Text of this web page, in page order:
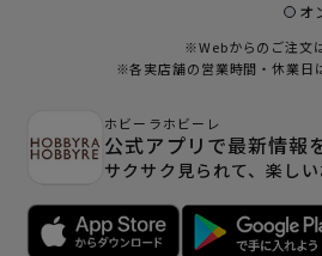
オ
※Webからのご注文
※各実店舗の営業時間・休業日
ホビーラホビーレ
公式アプリで最新情報
サクサク見られて、楽し